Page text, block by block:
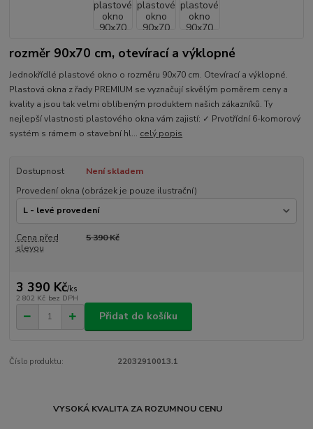
rozměr 90x70 cm, otevírací a výklopné
Jednokřídlé plastové okno o rozměru 90x70 cm. Otevírací a výklopné.
Plastová okna z řady PREMIUM se vyznačují skvělým poměrem ceny a
kvality a jsou tak velmi oblíbeným produktem našich zákazníků. Ty
nejlepší vlastnosti plastového okna vám zajistí: ✓ Prvotřídní 6-komorový
systém s rámem o stavební hl... celý popis
Dostupnost
Není skladem
Provedení okna (obrázek je pouze ilustrační)
Cena před
slevou
5 390 Kč
3 390 Kč/ks
2 802 Kč bez DPH
Přidat do košíku
Číslo produktu: 22032910013.1
VYSOKÁ KVALITA ZA ROZUMNOU CENU